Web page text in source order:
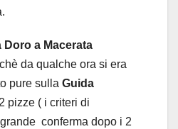
Doro a Macerata
da qualche ora si era
pure sulla Guida
pizze ( i criteri di
conferma dopo i 2